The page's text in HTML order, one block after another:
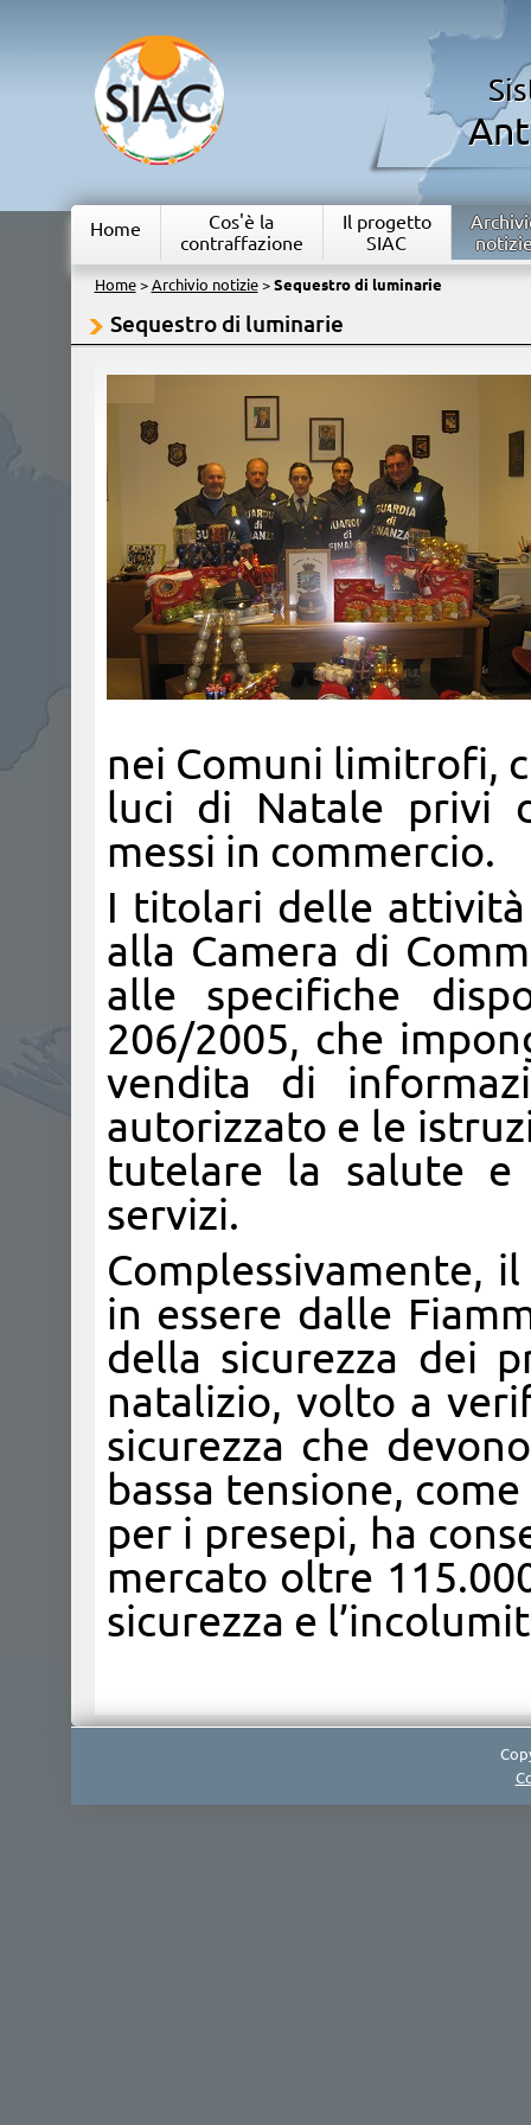
Home
Cos'è la
contraffazione
Il progetto
SIAC
Home> Archivio notizie> Sequestro di luminarie
Sequestro di luminarie
nei Comuni limitrofi,
luci di Natale privi
messi in commercio.
I titolari delle attività
alla Camera di
alle specifiche
206/2005, che
vendita di
autorizzato e le
tutelare la salute
servizi.
Complessivamente,
in essere dalle
della sicurezza dei
natalizio, volto a
sicurezza che
bassa tensione,
per i presepi, ha
mercato oltre
sicurezza e